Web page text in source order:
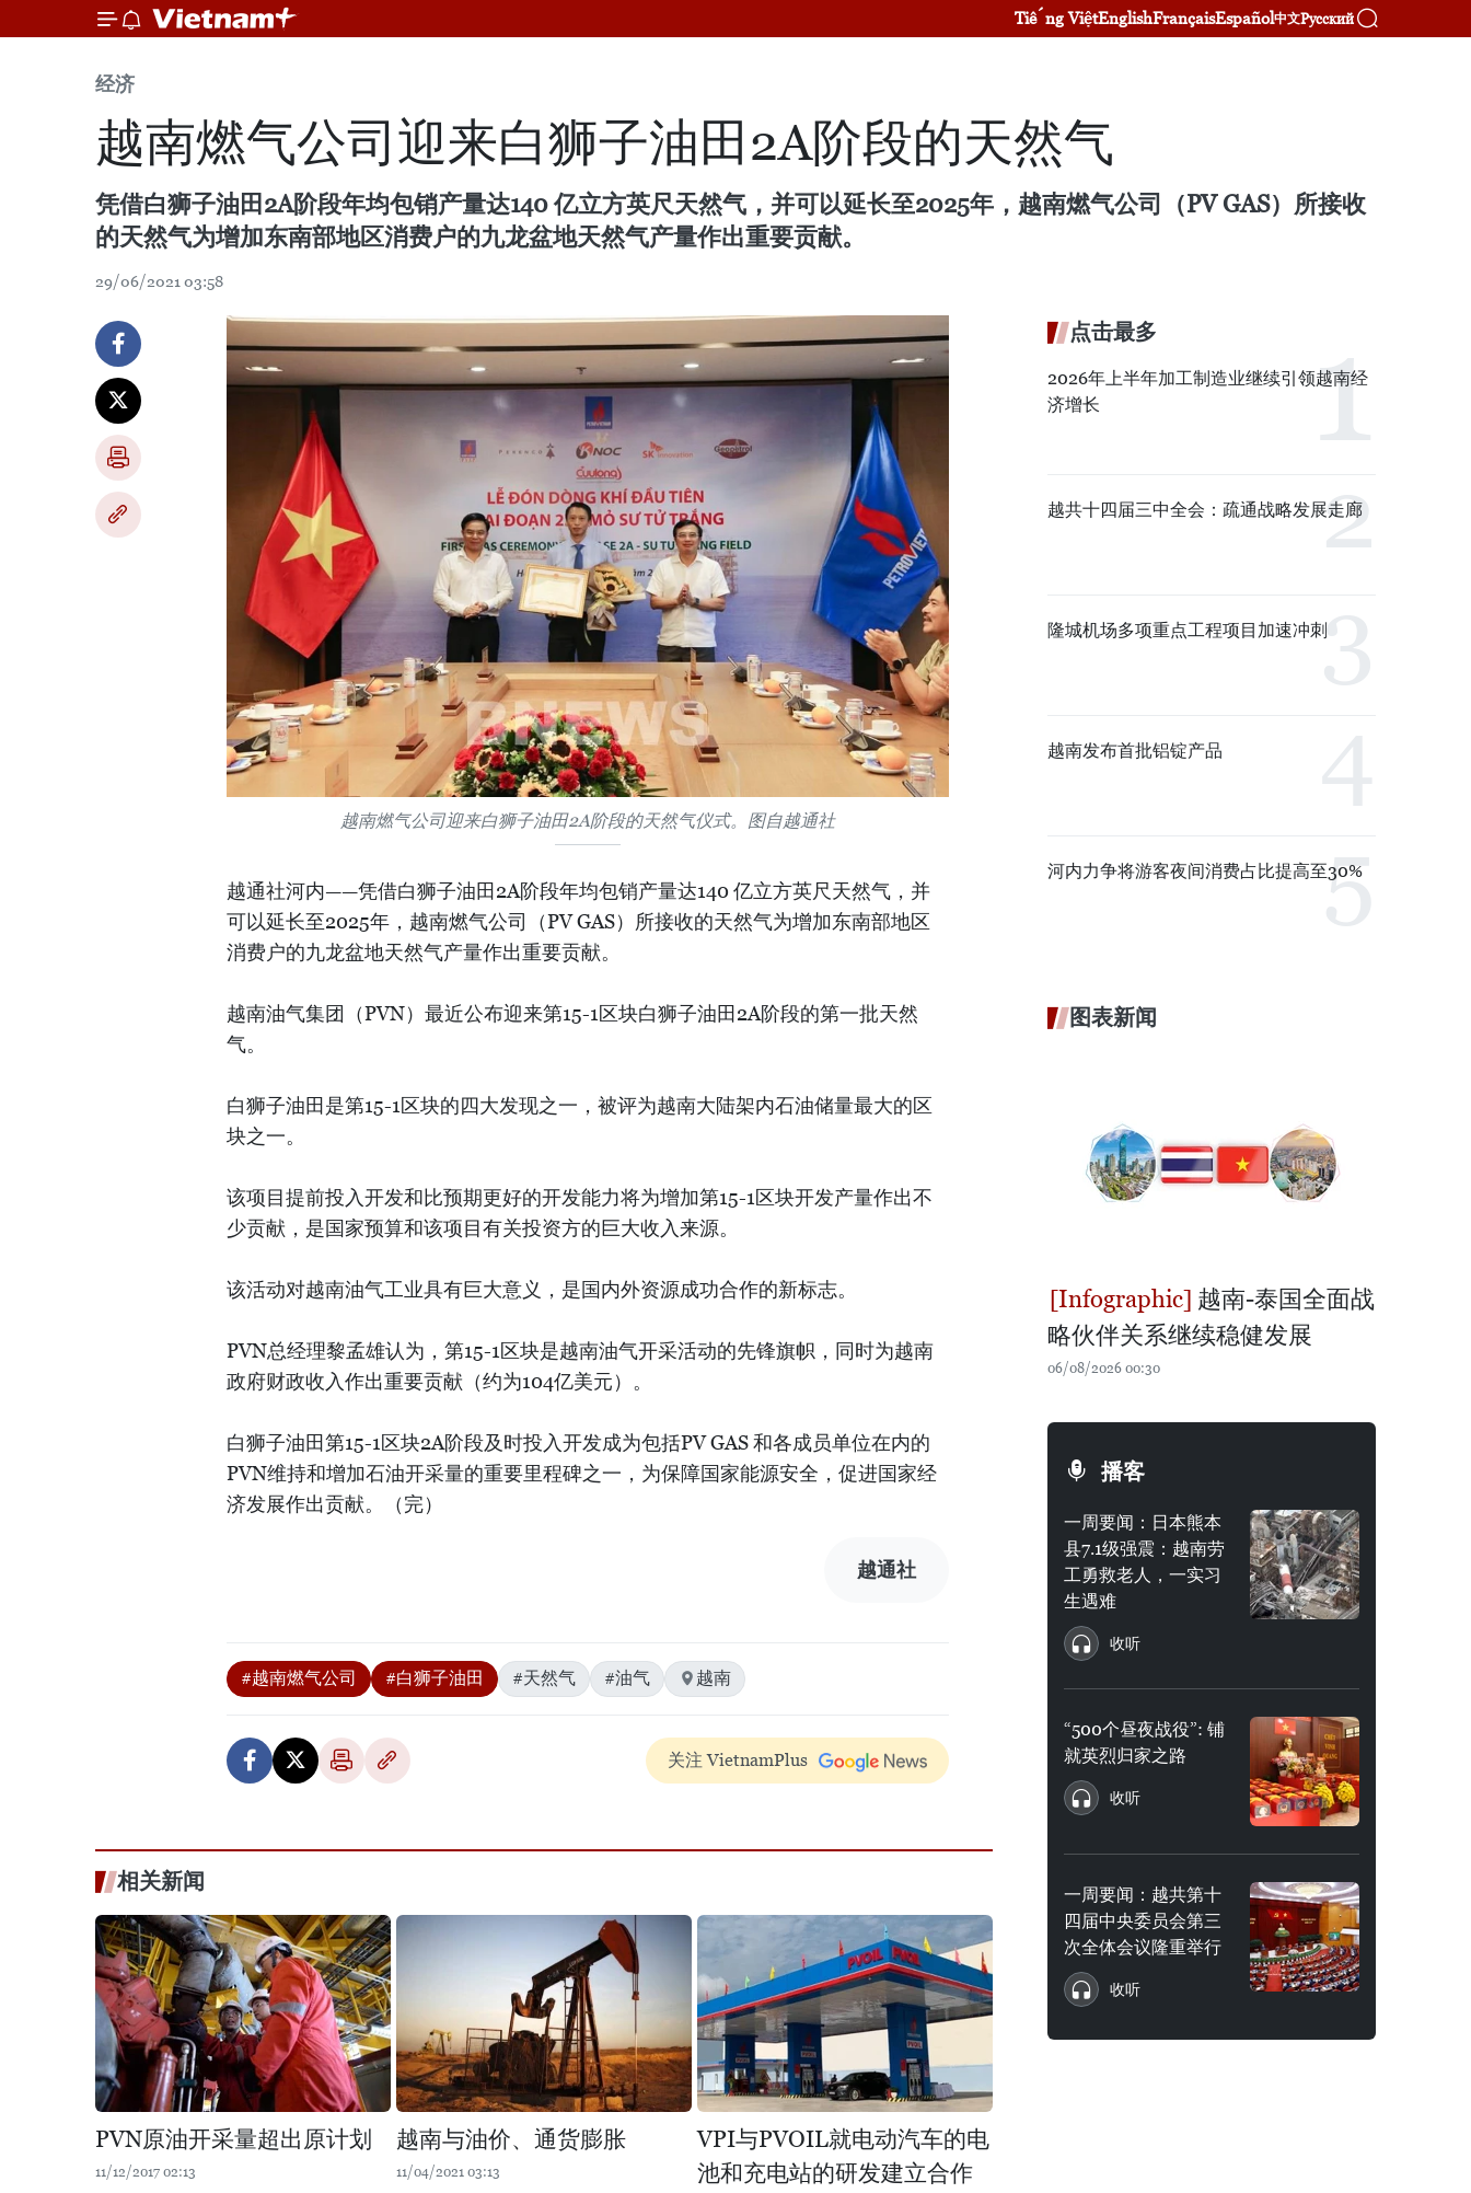
Tiếng ViệtEnglishFrançaisEspañol中文Русский
经济
越南燃气公司迎来白狮子油田2A阶段的天然气
凭借白狮子油田2A阶段年均包销产量达140 亿立方英尺天然气，并可以延长至2025年，越南燃气公司（PV GAS）所接收
的天然气为增加东南部地区消费户的九龙盆地天然气产量作出重要贡献。
29/06/2021 03:58
越南燃气公司迎来白狮子油田2A阶段的天然气仪式。图自越通社
越通社河内——凭借白狮子油田2A阶段年均包销产量达140 亿立方英尺天然气，并
可以延长至2025年，越南燃气公司（PV GAS）所接收的天然气为增加东南部地区
消费户的九龙盆地天然气产量作出重要贡献。
越南油气集团（PVN）最近公布迎来第15-1区块白狮子油田2A阶段的第一批天然
气。
白狮子油田是第15-1区块的四大发现之一，被评为越南大陆架内石油储量最大的区
块之一。
该项目提前投入开发和比预期更好的开发能力将为增加第15-1区块开发产量作出不
少贡献，是国家预算和该项目有关投资方的巨大收入来源。
该活动对越南油气工业具有巨大意义，是国内外资源成功合作的新标志。
PVN总经理黎孟雄认为，第15-1区块是越南油气开采活动的先锋旗帜，同时为越南
政府财政收入作出重要贡献（约为104亿美元）。
白狮子油田第15-1区块2A阶段及时投入开发成为包括PV GAS 和各成员单位在内的
PVN维持和增加石油开采量的重要里程碑之一，为保障国家能源安全，促进国家经
济发展作出贡献。（完）
越通社
#越南燃气公司 #白狮子油田 #天然气 #油气 越南
关注 VietnamPlus
相关新闻
PVN原油开采量超出原计划
11/12/2017 02:13
越南与油价、通货膨胀
11/04/2021 03:13
VPI与PVOIL就电动汽车的电
池和充电站的研发建立合作
点击最多
2026年上半年加工制造业继续引领越南经
济增长
越共十四届三中全会：疏通战略发展走廊
隆城机场多项重点工程项目加速冲刺
越南发布首批铝锭产品
河内力争将游客夜间消费占比提高至30%
图表新闻
越南-泰国全面战
略伙伴关系继续稳健发展
06/08/2026 00:30
播客
一周要闻：日本熊本
县7.1级强震：越南劳
工勇救老人，一实习
生遇难
收听
“500个昼夜战役”: 铺
就英烈归家之路
收听
一周要闻：越共第十
四届中央委员会第三
次全体会议隆重举行
收听